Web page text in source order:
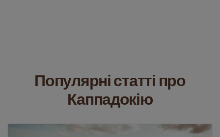
Популярні статті про
Каппадокію